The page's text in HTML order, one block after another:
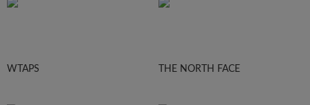
WTAPS THE NORTH FACE